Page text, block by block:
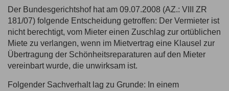
Der Bundesgerichtshof hat am 09.07.2008 (AZ.: VIII ZR
181/07) folgende Entscheidung getroffen: Der Vermieter ist
nicht berechtigt, vom Mieter einen Zuschlag zur ortüblichen
Miete zu verlangen, wenn im Mietvertrag eine Klausel zur
Übertragung der Schönheitsreparaturen auf den Mieter
vereinbart wurde, die unwirksam ist.
Folgender Sachverhalt lag zu Grunde: In einem